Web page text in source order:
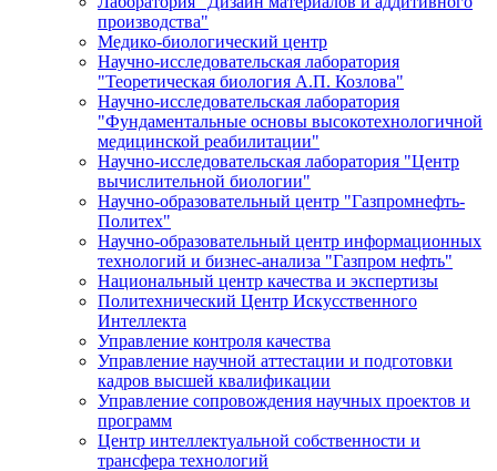
производства"
Медико-биологический центр
Научно-исследовательская лаборатория
"Теоретическая биология А.П. Козлова"
Научно-исследовательская лаборатория
"Фундаментальные основы высокотехнологичной
медицинской реабилитации"
Научно-исследовательская лаборатория "Центр
вычислительной биологии"
Научно-образовательный центр "Газпромнефть-
Политех"
Научно-образовательный центр информационных
технологий и бизнес-анализа "Газпром нефть"
Национальный центр качества и экспертизы
Политехнический Центр Искусственного
Интеллекта
Управление контроля качества
Управление научной аттестации и подготовки
кадров высшей квалификации
Управление сопровождения научных проектов и
программ
Центр интеллектуальной собственности и
трансфера технологий